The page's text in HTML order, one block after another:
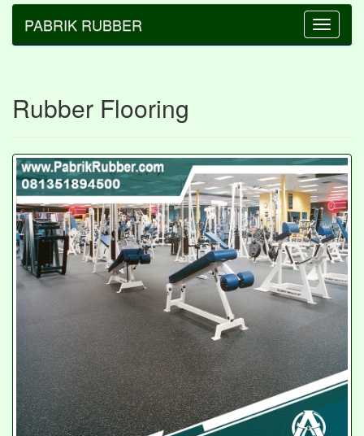
Toggle
PABRIK RUBBER
Rubber Flooring